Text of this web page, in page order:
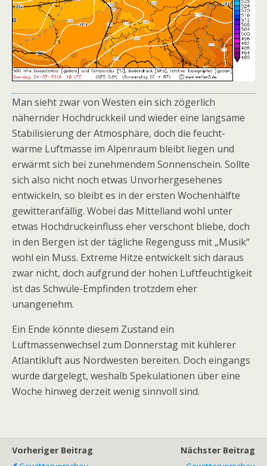
Man sieht zwar von Westen ein sich zögerlich
nähernder Hochdruckkeil und wieder eine langsame
Stabilisierung der Atmosphäre, doch die feucht-
warme Luftmasse im Alpenraum bleibt liegen und
erwärmt sich bei zunehmendem Sonnenschein. Sollte
sich also nicht noch etwas Unvorhergesehenes
entwickeln, so bleibt es in der ersten Wochenhälfte
gewitteranfällig. Wobei das Mittelland wohl unter
etwas Hochdruckeinfluss eher verschont bliebe, doch
in den Bergen ist der tägliche Regenguss mit „Musik“
wohl ein Muss. Extreme Hitze entwickelt sich daraus
zwar nicht, doch aufgrund der hohen Luftfeuchtigkeit
ist das Schwüle-Empfinden trotzdem eher
unangenehm.
Ein Ende könnte diesem Zustand ein
Luftmassenwechsel zum Donnerstag mit kühlerer
Atlantikluft aus Nordwesten bereiten. Doch eingangs
wurde dargelegt, weshalb Spekulationen über eine
Woche hinweg derzeit wenig sinnvoll sind.
Vorheriger Beitrag
Nächster Beitrag